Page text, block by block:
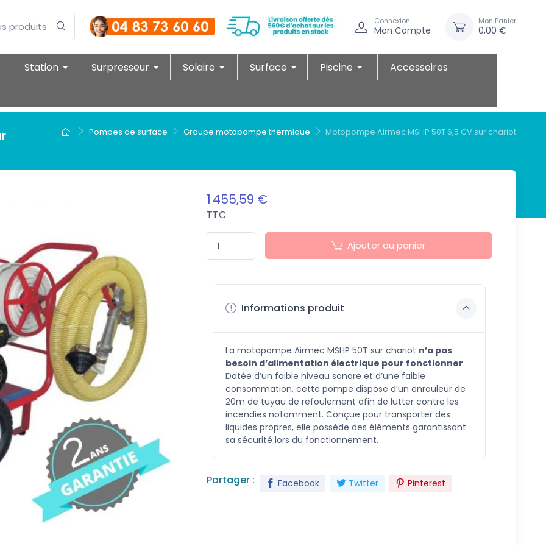
Connexion
Mon Compte
Mon Panier
0,00 €
Station Surpresseur Solaire Surface Piscine Accessoires
Pompes de surface Groupe motopompe thermique Motopompe Airmec MSHP 50T 6,5 CV sur chariot
1 455,59 €
TTC
Ajouter au panier
Informations produit
La motopompe Airmec MSHP 50T sur chariot n’a pas
besoin d’alimentation électrique pour fonctionner.
Dotée d’un faible niveau sonore et d’une faible
consommation, cette pompe dispose d’un enrouleur de
20m de tuyau de refoulement afin de lutter contre les
incendies notamment. Conçue pour transporter des
liquides propres, elle possède des éléments garantissant
sa sécurité lors du fonctionnement.
Partager : Facebook Twitter Pinterest